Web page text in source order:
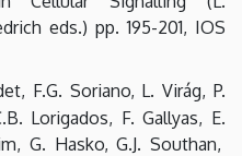
eds.) pp. 195-201, IOS
F.G. Soriano, L. Virág, P.
Lorigados, F. Gallyas, E.
G. Hasko, G.J. Southan,